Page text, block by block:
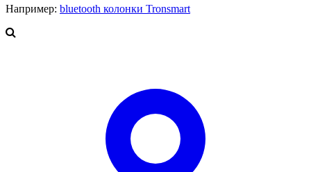
Например: bluetooth колонки Tronsmart